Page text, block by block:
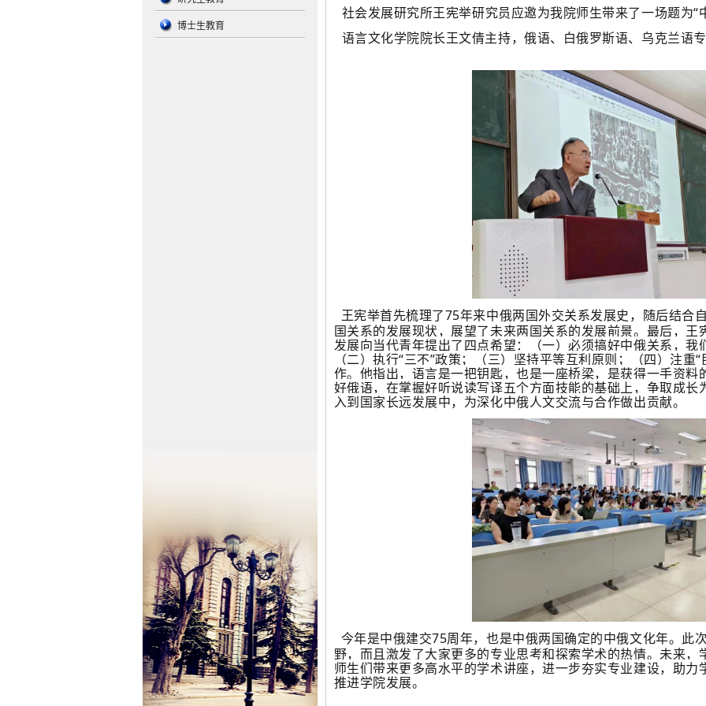
博士生教育
社会发展研究所王宪举研究员应邀为我院师生带来了一场题为“
语言文化学院院长王文倩主持，俄语、白俄罗斯语、乌克兰语
王宪举首先梳理了75年来中俄两国外交关系发展史，随后结合
国关系的发展现状，展望了未来两国关系的发展前景。最后，
发展向当代青年提出了四点希望：（一）必须搞好中俄关系，
（二）执行“三不”政策；（三）坚持平等互利原则；（四）注重
作。他指出，语言是一把钥匙，也是一座桥梁，是获得一手资
好俄语，在掌握好听说读写译五个方面技能的基础上，争取成
入到国家长远发展中，为深化中俄人文交流与合作做出贡献。
今年是中俄建交75周年，也是中俄两国确定的中俄文化年。此
野，而且激发了大家更多的专业思考和探索学术的热情。未来
师生们带来更多高水平的学术讲座，进一步夯实专业建设，助
推进学院发展。